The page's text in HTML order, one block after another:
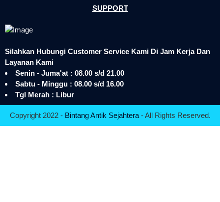
SUPPORT
Silahkan Hubungi Customer Service Kami Di Jam Kerja Dan
Layanan Kami
Senin - Juma'at : 08.00 s/d 21.00
Sabtu - Minggu : 08.00 s/d 16.00
Tgl Merah : Libur
Copyright 2022 - Bintang Antik Sejahtera- All Rights Reserved.